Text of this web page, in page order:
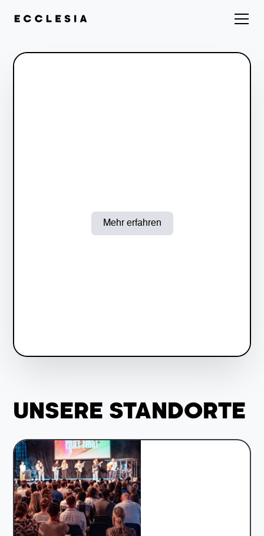
Mehr erfahren
UNSERE STANDORTE